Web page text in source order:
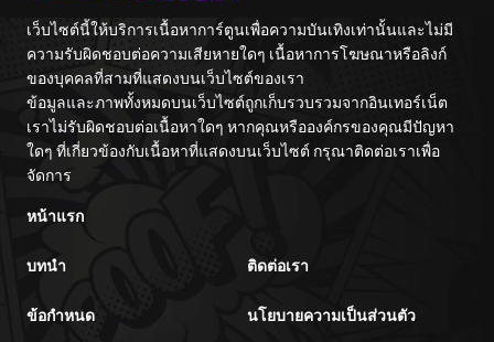
เว็บไซต์นี้ให้บริการเนื้อหาการ์ตูนเพื่อความบันเทิงเท่านั้นและไม่มี
ความรับผิดชอบต่อความเสียหายใดๆ เนื้อหาการโฆษณาหรือลิงก์
ของบุคคลที่สามที่แสดงบนเว็บไซต์ของเรา
ข้อมูลและภาพทั้งหมดบนเว็บไซต์ถูกเก็บรวบรวมจากอินเทอร์เน็ต
เราไม่รับผิดชอบต่อเนื้อหาใดๆ หากคุณหรือองค์กรของคุณมีปัญหา
ใดๆ ที่เกี่ยวข้องกับเนื้อหาที่แสดงบนเว็บไซต์ กรุณาติดต่อเราเพื่อ
จัดการ
หน้าแรก
บทนำ ติดต่อเรา
ข้อกำหนด นโยบายความเป็นส่วนตัว